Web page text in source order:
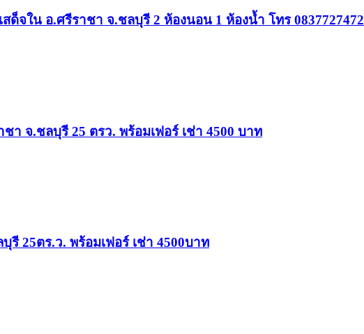
ด็จใน อ.ศรีราชา จ.ชลบุรี 2 ห้องนอน 1 ห้องน้ำ โทร 0837727472
จ.ชลบุรี 25 ตรว. พร้อมเฟอร์ เช่า 4500 บาท
25ตร.ว. พร้อมเฟอร์ เช่า 4500บาท